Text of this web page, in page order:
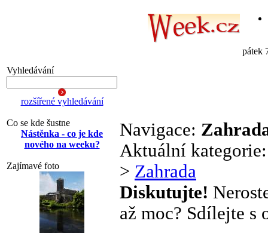
pátek
Vyhledávání
rozšířené vyhledávání
Co se kde šustne
Nástěnka - co je kde
nového na weeku?
Zajímavé foto
Navigace:
Aktuální
> Zahrada
Diskutujte!
až moc? Sdílejte s